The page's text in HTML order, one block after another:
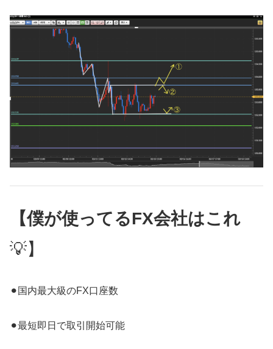
【僕が使ってるFX会社はこれ
💡】
⚫︎国内最大級のFX口座数
⚫︎最短即日で取引開始可能